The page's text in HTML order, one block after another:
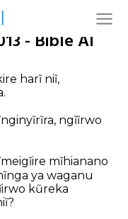
- Bible AI
harĩ niĩ,
ngĩĩrwo
mĩhianano
ya waganu
kũreka